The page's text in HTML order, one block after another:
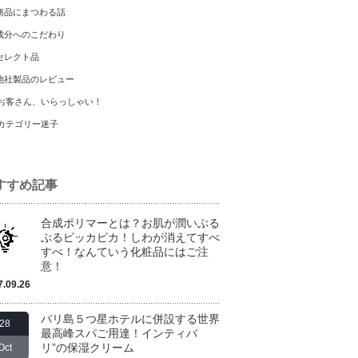
品にまつわる話
分へのこだわり
レクト品
社製品のレビュー
客さん、いらっしゃい！
テゴリー迷子
すめ記事
合成ポリマーとは？お肌が潤いぷる
ぷるピッカピカ！しわが消えてすべ
すべ！なんていう化粧品にはご注
意！
28
バリ島５つ星ホテルに併設する世界
最高峰スパご用達！インティバ
リ”の保湿クリーム